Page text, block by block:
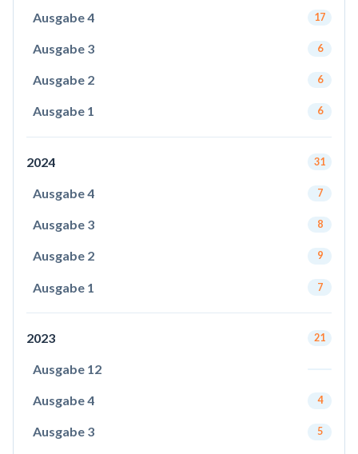
Ausgabe 4 17
Ausgabe 3 6
Ausgabe 2 6
Ausgabe 1 6
2024 31
Ausgabe 4 7
Ausgabe 3 8
Ausgabe 2 9
Ausgabe 1 7
2023 21
Ausgabe 12
Ausgabe 4 4
Ausgabe 3 5